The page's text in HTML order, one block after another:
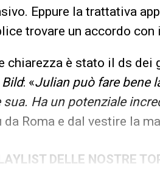
Eppure la trattativa
trovare un accordo con
chiarezza è stato il ds dei
Bild: «Julian può fare bene
sua. Ha un potenziale
da Roma e dal vestire la
DELLE NOSTRE